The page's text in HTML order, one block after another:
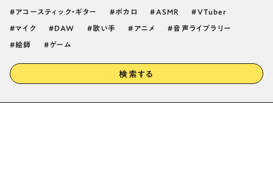
アコースティック・ギター ボカロ ASMR VTuber
マイク DAW 歌い手 アニメ 音声ライブラリー
絵師 ゲーム
検索する